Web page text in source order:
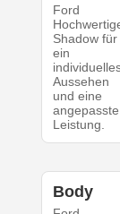
Ford
Shadow für
ein
Aussehen
und eine
angepasste
Leistung.
Body